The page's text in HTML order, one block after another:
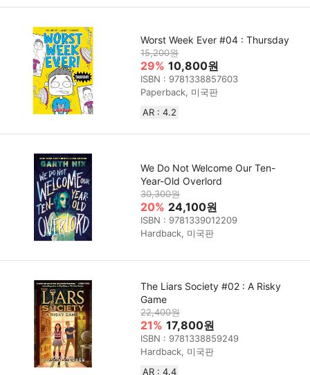
Worst Week Ever #04 : Thursday
15,200원
29% 10,800원
ISBN : 9781338857603
Paperback, 미국판
AR : 4.2
We Do Not Welcome Our Ten-
Year-Old Overlord
30,300원
20% 24,100원
ISBN : 9781339012209
Hardback, 미국판
The Liars Society #02 : A Risky
Game
22,400원
21% 17,800원
ISBN : 9781338859249
Hardback, 미국판
AR : 4.4